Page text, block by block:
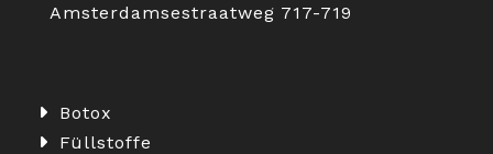
Amsterdamsestraatweg 717-719
Botox
Füllstoffe